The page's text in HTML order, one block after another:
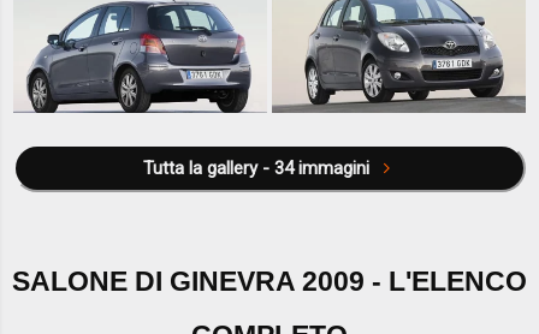
Tutta la gallery - 34 immagini
SALONE DI GINEVRA 2009 - L'ELENCO